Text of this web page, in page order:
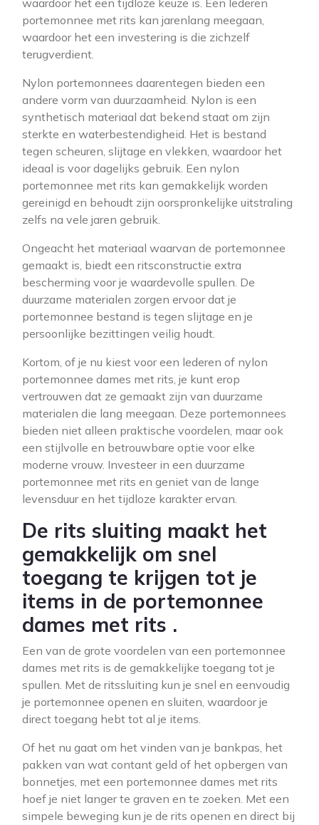
waardoor het een tijdloze keuze is. Een lederen
portemonnee met rits kan jarenlang meegaan,
waardoor het een investering is die zichzelf
terugverdient.
Nylon portemonnees daarentegen bieden een
andere vorm van duurzaamheid. Nylon is een
synthetisch materiaal dat bekend staat om zijn
sterkte en waterbestendigheid. Het is bestand
tegen scheuren, slijtage en vlekken, waardoor het
ideaal is voor dagelijks gebruik. Een nylon
portemonnee met rits kan gemakkelijk worden
gereinigd en behoudt zijn oorspronkelijke uitstraling
zelfs na vele jaren gebruik.
Ongeacht het materiaal waarvan de portemonnee
gemaakt is, biedt een ritsconstructie extra
bescherming voor je waardevolle spullen. De
duurzame materialen zorgen ervoor dat je
portemonnee bestand is tegen slijtage en je
persoonlijke bezittingen veilig houdt.
Kortom, of je nu kiest voor een lederen of nylon
portemonnee dames met rits, je kunt erop
vertrouwen dat ze gemaakt zijn van duurzame
materialen die lang meegaan. Deze portemonnees
bieden niet alleen praktische voordelen, maar ook
een stijlvolle en betrouwbare optie voor elke
moderne vrouw. Investeer in een duurzame
portemonnee met rits en geniet van de lange
levensduur en het tijdloze karakter ervan.
De rits sluiting maakt het
gemakkelijk om snel
toegang te krijgen tot je
items in de portemonnee
dames met rits .
Een van de grote voordelen van een portemonnee
dames met rits is de gemakkelijke toegang tot je
spullen. Met de ritssluiting kun je snel en eenvoudig
je portemonnee openen en sluiten, waardoor je
direct toegang hebt tot al je items.
Of het nu gaat om het vinden van je bankpas, het
pakken van wat contant geld of het opbergen van
bonnetjes, met een portemonnee dames met rits
hoef je niet langer te graven en te zoeken. Met een
simpele beweging kun je de rits openen en direct bij